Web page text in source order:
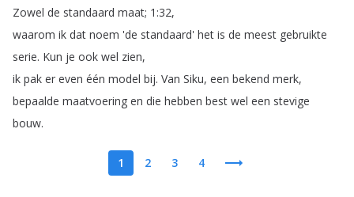
Zowel de standaard maat; 1:32,
waarom ik dat noem 'de standaard' het is de meest gebruikte
serie. Kun je ook wel zien,
ik pak er even één model bij. Van Siku, een bekend merk,
bepaalde maatvoering en die hebben best wel een stevige
bouw.
1 2 3 4